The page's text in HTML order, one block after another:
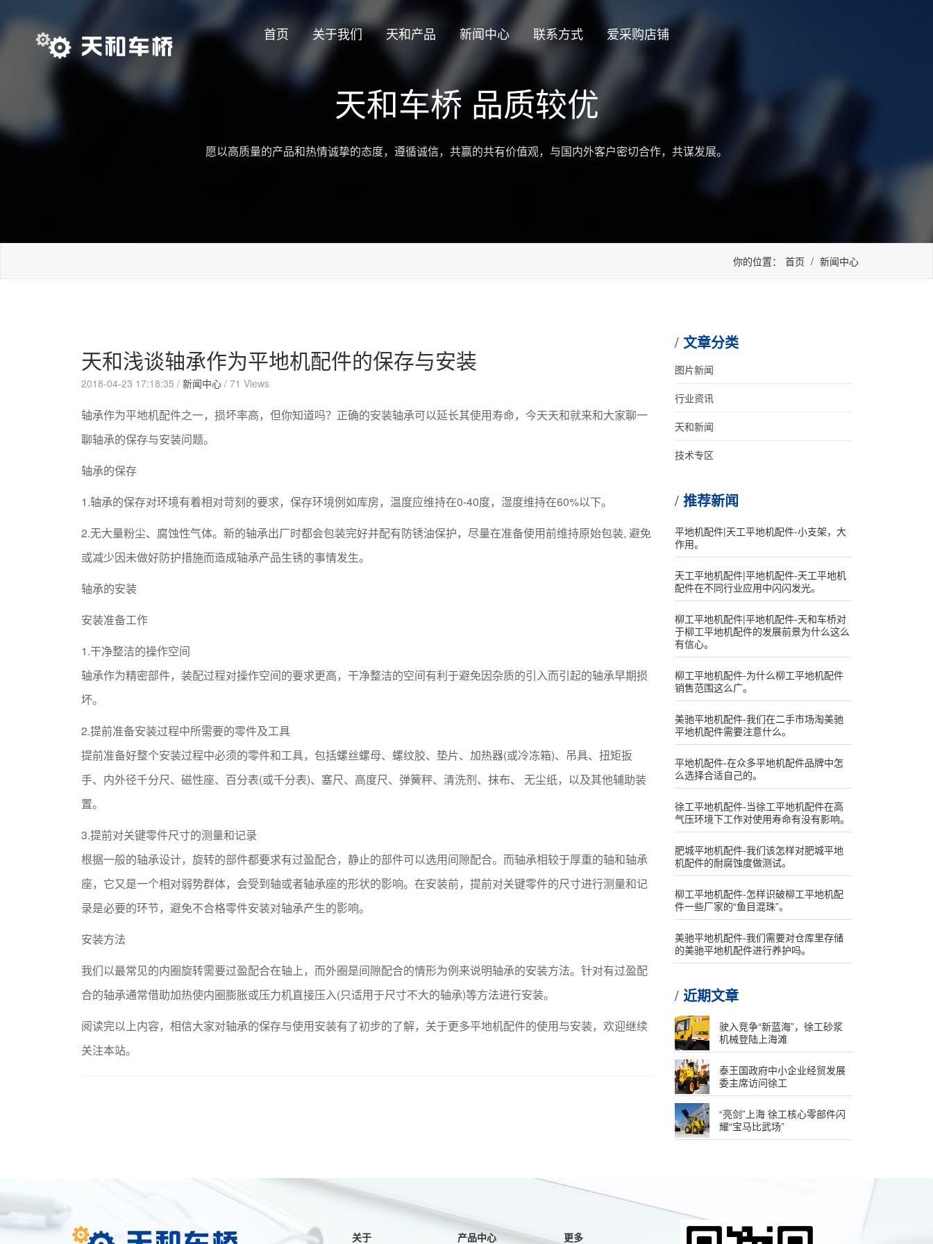
首页 关于我们 天和产品 新闻中心 联系方式 爱采购店铺
天和车桥 品质较优
愿以高质量的产品和热情诚挚的态度，遵循诚信，共赢的共有价值观，与国内外客户密切合作，共谋发展。
你的位置： 首页 / 新闻中心
天和浅谈轴承作为平地机配件的保存与安装
2018-04-23 17:18:35 / 新闻中心 / 71 Views
轴承作为平地机配件之一，损坏率高，但你知道吗？正确的安装轴承可以延长其使用寿命，今天天和就来和大家聊一
聊轴承的保存与安装问题。
轴承的保存
1.轴承的保存对环境有着相对苛刻的要求，保存环境例如库房，温度应维持在0-40度，湿度维持在60%以下。
2.无大量粉尘、腐蚀性气体。新的轴承出厂时都会包装完好并配有防锈油保护，尽量在准备使用前维持原始包装, 避免
或减少因未做好防护措施而造成轴承产品生锈的事情发生。
轴承的安装
安装准备工作
1.干净整洁的操作空间
轴承作为精密部件，装配过程对操作空间的要求更高，干净整洁的空间有利于避免因杂质的引入而引起的轴承早期损
坏。
2.提前准备安装过程中所需要的零件及工具
提前准备好整个安装过程中必须的零件和工具，包括螺丝螺母、螺纹胶、垫片、加热器(或冷冻箱)、吊具、扭矩扳
手、内外径千分尺、磁性座、百分表(或千分表)、塞尺、高度尺、弹簧秤、清洗剂、抹布、 无尘纸，以及其他辅助装
置。
3.提前对关键零件尺寸的测量和记录
根据一般的轴承设计，旋转的部件都要求有过盈配合，静止的部件可以选用间隙配合。而轴承相较于厚重的轴和轴承
座，它又是一个相对弱势群体，会受到轴或者轴承座的形状的影响。在安装前，提前对关键零件的尺寸进行测量和记
录是必要的环节，避免不合格零件安装对轴承产生的影响。
安装方法
我们以最常见的内圈旋转需要过盈配合在轴上，而外圈是间隙配合的情形为例来说明轴承的安装方法。针对有过盈配
合的轴承通常借助加热使内圈膨胀或压力机直接压入(只适用于尺寸不大的轴承)等方法进行安装。
阅读完以上内容，相信大家对轴承的保存与使用安装有了初步的了解，关于更多平地机配件的使用与安装，欢迎继续
关注本站。
文章分类
图片新闻
行业资讯
天和新闻
技术专区
推荐新闻
平地机配件|天工平地机配件-小支架，大
作用。
天工平地机配件|平地机配件-天工平地机
配件在不同行业应用中闪闪发光。
柳工平地机配件|平地机配件-天和车桥对
于柳工平地机配件的发展前景为什么这么
有信心。
柳工平地机配件-为什么柳工平地机配件
销售范围这么广。
美驰平地机配件-我们在二手市场淘美驰
平地机配件需要注意什么。
平地机配件-在众多平地机配件品牌中怎
么选择合适自己的。
徐工平地机配件-当徐工平地机配件在高
气压环境下工作对使用寿命有没有影响。
肥城平地机配件-我们该怎样对肥城平地
机配件的耐腐蚀度做测试。
柳工平地机配件-怎样识破柳工平地机配
件一些厂家的“鱼目混珠”。
美驰平地机配件-我们需要对仓库里存储
的美驰平地机配件进行养护吗。
近期文章
驶入竞争“新蓝海”，徐工砂浆
机械登陆上海滩
泰王国政府中小企业经贸发展
委主席访问徐工
“亮剑”上海 徐工核心零部件闪
耀“宝马比武场”
关于 产品中心 更多